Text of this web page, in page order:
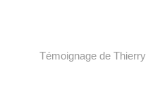
Témoignage deThierry